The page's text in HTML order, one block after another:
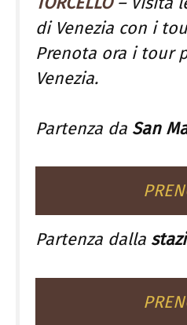
di Venezia con i
Prenota ora i tour
Venezia.
Partenza da San
Partenza dalla